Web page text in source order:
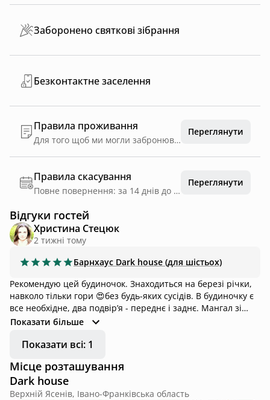
Заборонено святкові зібрання
Безконтактне заселення
Правила проживання
Для того щоб ми могли забронювати за Вами будиночок потрібно ввести ще одну передоплату у розмірі 40 % на карту яку ми Вам надішлемо ! Термін внесення доугої передоплати становить 2 години !
Переглянути
Правила скасування
Повне повернення: за 14 днів до дати заїзду
Переглянути
Відгуки гостей
Христина Стецюк
2 тижні тому
Барнхаус Dark house (для шістьох)
Рекомендую цей будиночок. Знаходиться на березі річки,
навколо тільки гори 😍без будь-яких сусідів. В будиночку є
все необхідне, два подвірʼя - переднє і заднє. Мангал зі
всім необхідним для барбекю. Єдиний нюанс, заїзд до
їздять без проблем 😅. Близько до Верховини та
Показати більше
Показати всі: 1
Місце розташування
Dark house
Верхній Ясенів, Івано-Франківська область